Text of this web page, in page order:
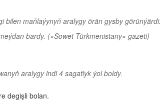
bilen maňlaýynyň aralygy örän gysby görünýärdi.
bardy. («Sowet Türkmenistany» gazeti)
aralygy indi 4 sagatlyk ýol boldy.
degişli bolan.